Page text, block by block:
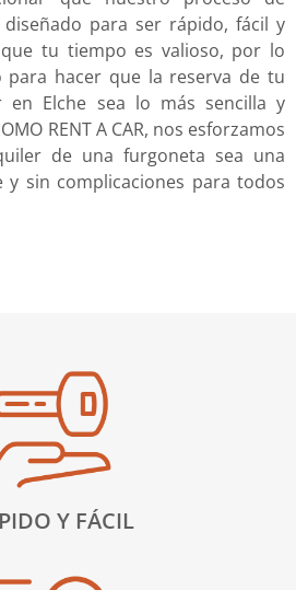
para ser rápido, fácil y
tu tiempo es valioso, por lo
para hacer que la reserva de tu
en Elche sea lo más sencilla y
RENT A CAR, nos esforzamos
de una furgoneta sea una
y sin complicaciones para todos
Y FÁCIL